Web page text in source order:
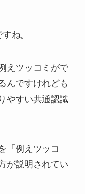
ね。
えツッコミがで
んですけれども
やすい共通認識
「例えツッコ
が説明されてい